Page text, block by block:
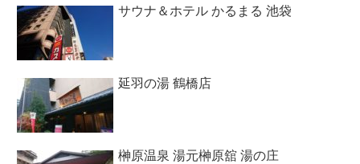
サウナ＆ホテル かるまる 池袋
延羽の湯 鶴橋店
榊原温泉 湯元榊原舘 湯の庄